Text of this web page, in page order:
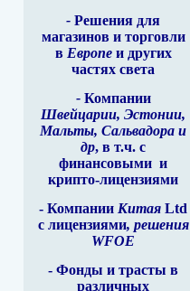
- Решения для
магазинов и торговли
в Европе и других
частях света
- Компании
Швейцарии, Эстонии,
Мальты, Сальвадора и
др, в т.ч. с
финансовыми и
крипто-лицензиями
- Компании Китая Ltd
с лицензиями, решения
WFOE
- Фонды и трасты в
различных